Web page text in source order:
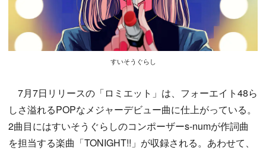
すいそうぐらし
7月7日リリースの「ロミエット」は、フォーエイト48ら
しさ溢れるPOPなメジャーデビュー曲に仕上がっている。
2曲目にはすいそうぐらしのコンポーザーs-numが作詞曲
を担当する楽曲「TONIGHT!!」が収録される。あわせて、